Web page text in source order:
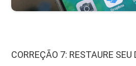
CORREÇÃO 7: RESTAURE